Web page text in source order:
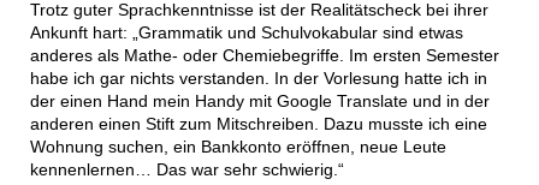
Trotz guter Sprachkenntnisse ist der Realitätscheck bei ihrer
Ankunft hart: „Grammatik und Schulvokabular sind etwas
anderes als Mathe- oder Chemiebegriffe. Im ersten Semester
habe ich gar nichts verstanden. In der Vorlesung hatte ich in
der einen Hand mein Handy mit Google Translate und in der
anderen einen Stift zum Mitschreiben. Dazu musste ich eine
Wohnung suchen, ein Bankkonto eröffnen, neue Leute
kennenlernen… Das war sehr schwierig.“